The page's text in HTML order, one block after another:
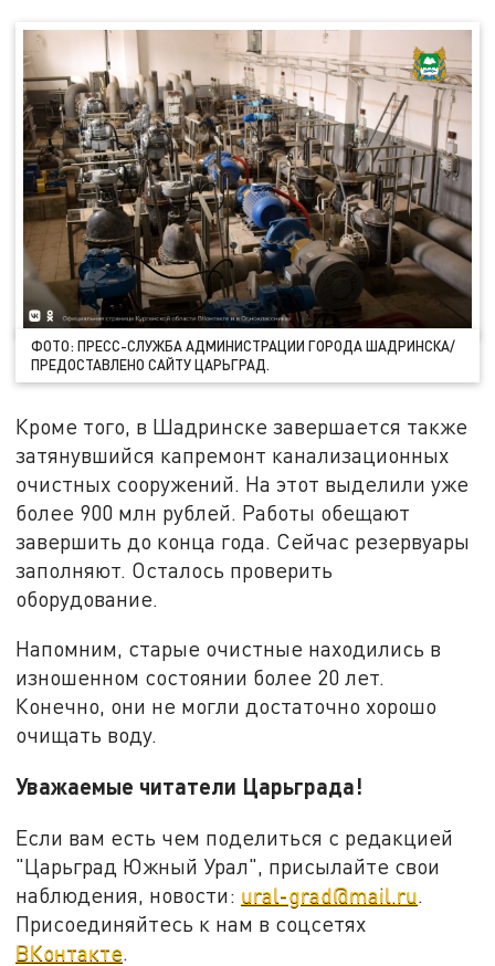
ФОТО: ПРЕСС-СЛУЖБА АДМИНИСТРАЦИИ ГОРОДА ШАДРИНСКА/
ПРЕДОСТАВЛЕНО САЙТУ ЦАРЬГРАД.
Кроме того, в Шадринске завершается также
затянувшийся капремонт канализационных
очистных сооружений. На этот выделили уже
более 900 млн рублей. Работы обещают
завершить до конца года. Сейчас резервуары
заполняют. Осталось проверить
оборудование.
Напомним, старые очистные находились в
изношенном состоянии более 20 лет.
Конечно, они не могли достаточно хорошо
очищать воду.
Уважаемые читатели Царьграда!
Если вам есть чем поделиться с редакцией
"Царьград Южный Урал", присылайте свои
наблюдения, новости: ural-grad@mail.ru.
Присоединяйтесь к нам в соцсетях
ВКонтакте.